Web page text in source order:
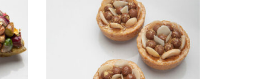
AJOUTER AU PANIER